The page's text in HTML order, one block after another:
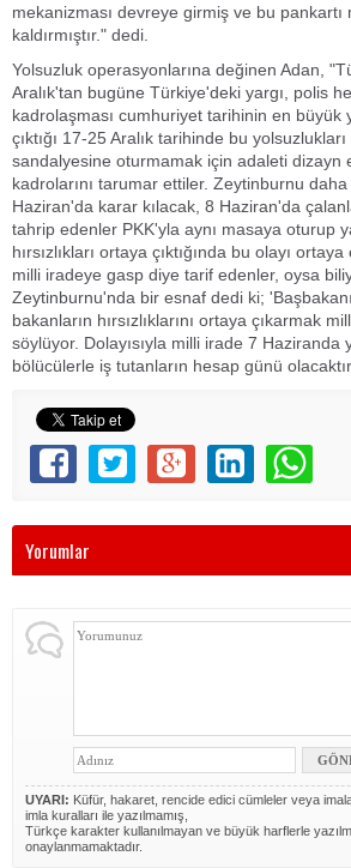
mekanizması devreye girmiş ve bu pankartı
kaldırmıştır." dedi.
Yolsuzluk operasyonlarına değinen Adan,
Aralık'tan bugüne Türkiye'deki yargı, polis
kadrolaşması cumhuriyet tarihinin en büyük
çıktığı 17-25 Aralık tarihinde bu
sandalyesine oturmamak için adaleti dizayn
kadrolarını tarumar ettiler. Zeytinburnu
Haziran'da karar kılacak, 8 Haziran'da
tahrip edenler PKK'yla aynı masaya oturup
hırsızlıkları ortaya çıktığında bu olayı
milli iradeye gasp diye tarif edenler, oysa
Zeytinburnu'nda bir esnaf dedi ki;
bakanların hırsızlıklarını ortaya çıkarmak
söylüyor. Dolayısıyla milli irade 7 Haziranda
bölücülerle iş tutanların hesap günü
Yorumlar
UYARI: Küfür, hakaret, rencide edici cümleler veya
imla kuralları ile yazılmamış,
Türkçe karakter kullanılmayan ve büyük harflerle
onaylanmamaktadır.